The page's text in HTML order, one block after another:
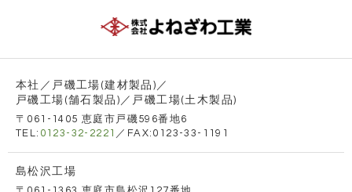
本社／戸磯工場(建材製品)／
戸磯工場(舗石製品)／戸磯工場(土木製品)
〒061-1405 恵庭市戸磯596番地6
TEL: 0123-32-2221 ／FAX:0123-33-1191
島松沢工場